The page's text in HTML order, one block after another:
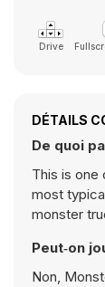
Drive
DÉTAILS
De quoi
This is one
most
monster
Peut‑on
Non,